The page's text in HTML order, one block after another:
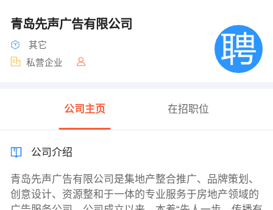
青岛先声广告有限公司
其它
私营企业
公司主页 在招职位
公司介绍
青岛先声广告有限公司是集地产整合推广、品牌策划、
创意设计、资源整和于一体的专业服务于房地产领域的